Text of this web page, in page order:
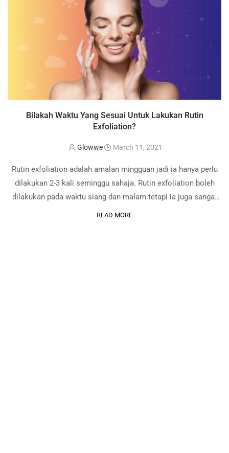
Bilakah Waktu Yang Sesuai Untuk Lakukan Rutin
Exfoliation?
Glowwe March 11, 2021
Rutin exfoliation adalah amalan mingguan jadi ia hanya perlu
dilakukan 2-3 kali seminggu sahaja. Rutin exfoliation boleh
dilakukan pada waktu siang dan malam tetapi ia juga sangat
bergantung dengan amalan aktiviti seseorang individu tersebut
READ MORE